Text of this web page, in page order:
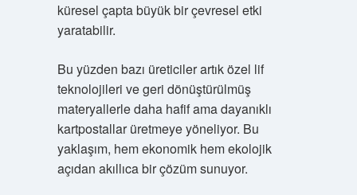
küresel çapta büyük bir çevresel etki
yaratabilir.
Bu yüzden bazı üreticiler artık özel lif
teknolojileri ve geri dönüştürülmüş
materyallerle daha hafif ama dayanıklı
kartpostallar üretmeye yöneliyor. Bu
yaklaşım, hem ekonomik hem ekolojik
açıdan akıllıca bir çözüm sunuyor.